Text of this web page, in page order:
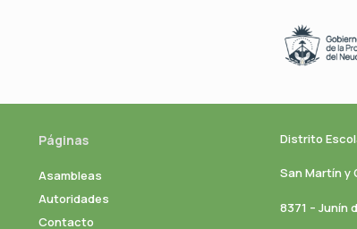
Páginas
Asambleas
Autoridades
Contacto
Distrito
San Martín y
8371 – Junín